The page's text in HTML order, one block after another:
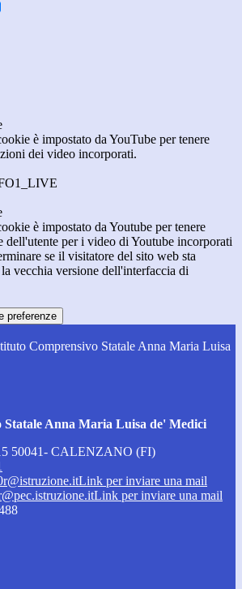
è impostato da YouTube per tenere
dei video incorporati.
è impostato da Youtube per tenere
dell'utente per i video di Youtube incorporati
se il visitatore del sito web sta
vecchia versione dell'interfaccia di
preferenze
Comprensivo Statale Anna Maria Luisa
Anna Maria Luisa de' Medici
50041- CALENZANO (FI)
Link per inviare una mail
Link per inviare una mail